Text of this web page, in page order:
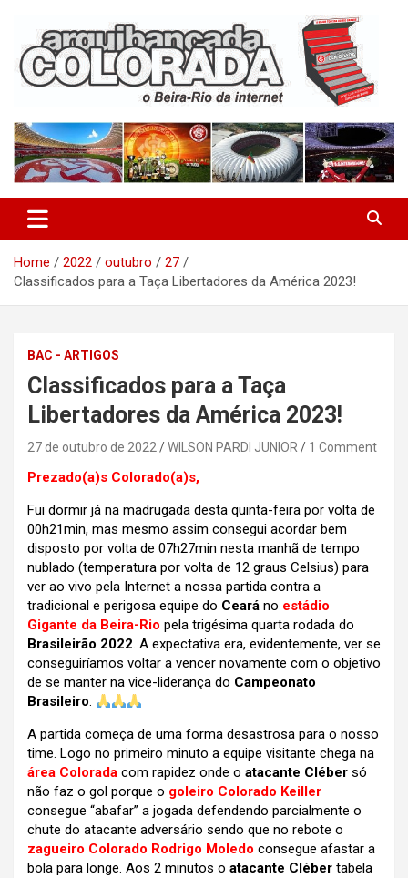
content
Arquibancada Colorada
Home 2022 outubro
27
Classificados para a Taça Libertadores da América 2023!
BAC - ARTIGOS
Classificados para a Taça
Libertadores da América 2023!
27 de outubro de 2022 WILSON PARDI JUNIOR 1 Comment
Prezado(a)s Colorado(a)s,
Fui dormir já na madrugada desta quinta-feira por volta de
00h21min, mas mesmo assim consegui acordar bem
disposto por volta de 07h27min nesta manhã de tempo
nublado (temperatura por volta de 12 graus Celsius) para
ver ao vivo pela Internet a nossa partida contra a
tradicional e perigosa equipe do Ceará no estádio
Gigante da Beira-Rio pela trigésima quarta rodada do
Brasileirão 2022. A expectativa era, evidentemente, ver se
conseguiríamos voltar a vencer novamente com o objetivo
de se manter na vice-liderança do Campeonato
Brasileiro.
A partida começa de uma forma desastrosa para o nosso
time. Logo no primeiro minuto a equipe visitante chega na
área Colorada com rapidez onde o atacante Cléber só
não faz o gol porque o goleiro Colorado Keiller
consegue “abafar” a jogada defendendo parcialmente o
chute do atacante adversário sendo que no rebote o
zagueiro Colorado Rodrigo Moledo consegue afastar a
bola para longe. Aos 2 minutos o atacante Cléber tabela